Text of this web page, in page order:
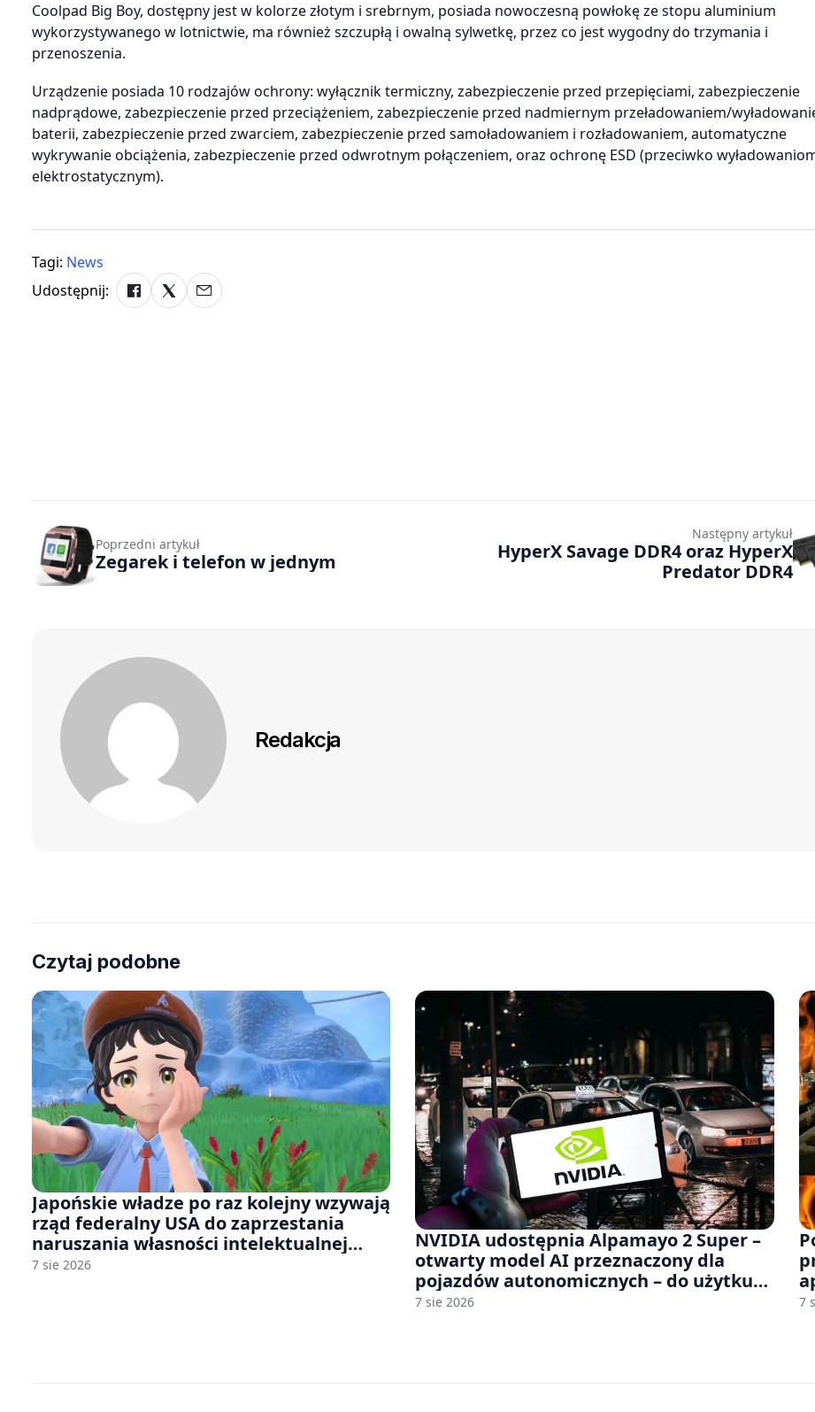
Coolpad Big Boy, dostępny jest w kolorze złotym i srebrnym, posiada nowoczesną powłokę ze stopu aluminium
wykorzystywanego w lotnictwie, ma również szczupłą i owalną sylwetkę, przez co jest wygodny do trzymania i
przenoszenia.
Urządzenie posiada 10 rodzajów ochrony: wyłącznik termiczny, zabezpieczenie przed przepięciami, zabezpieczenie
nadprądowe, zabezpieczenie przed przeciążeniem, zabezpieczenie przed nadmiernym przeładowaniem/
baterii, zabezpieczenie przed zwarciem, zabezpieczenie przed samoładowaniem i rozładowaniem, automatyczne
wykrywanie obciążenia, zabezpieczenie przed odwrotnym połączeniem, oraz ochronę ESD (przeciwko
elektrostatycznym).
Tagi: News
Udostępnij:
Poprzedni artykuł
Zegarek i telefon w jednym
Następny artykuł
HyperX Savage DDR4 oraz HyperX
Predator DDR4
Redakcja
Czytaj podobne
Japońskie władze po raz kolejny wzywają
rząd federalny USA do zaprzestania
naruszania własności intelektualnej
japońskich gier i anime
7 sie 2026
NVIDIA udostępnia Alpamayo 2 Super –
otwarty model AI przeznaczony dla
pojazdów autonomicznych – do użytku
komercyjnego
7 sie 2026 7